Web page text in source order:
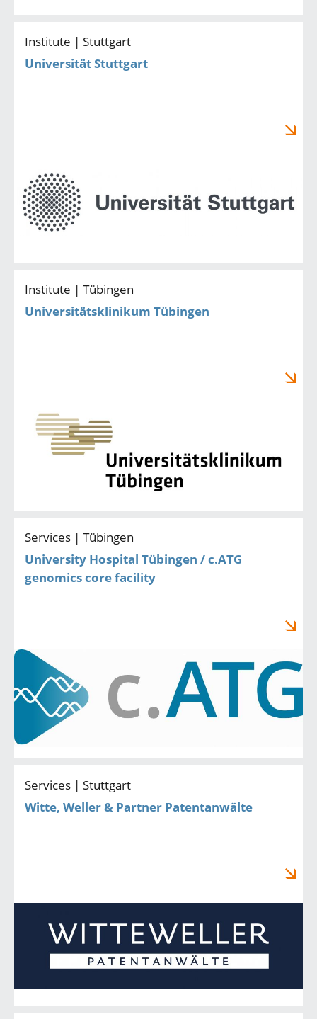
Institute | Stuttgart
Universität Stuttgart
Institute | Tübingen
Universitätsklinikum Tübingen
Services | Tübingen
University Hospital Tübingen / c.ATG
genomics core facility
Services | Stuttgart
Witte, Weller & Partner Patentanwälte